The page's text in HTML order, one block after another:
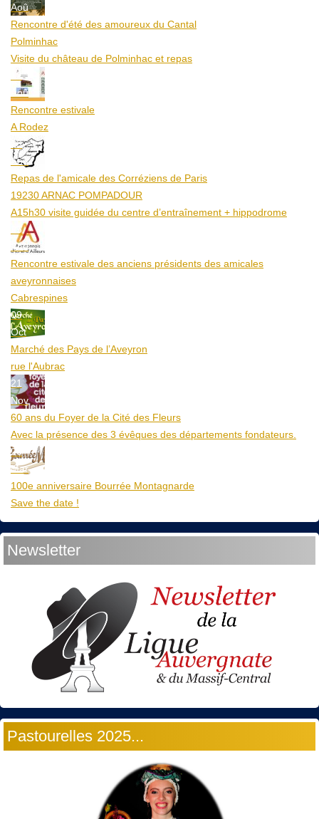
Aoû
Rencontre d'été des amoureux du Cantal
Polminhac
Visite du château de Polminhac et repas
12
Aoû
Rencontre estivale
A Rodez
23
Aoû
Repas de l'amicale des Corréziens de Paris
19230 ARNAC POMPADOUR
A15h30 visite guidée du centre d’entraînement + hippodrome
25
Aoû
Rencontre estivale des anciens présidents des amicales
aveyronnaises
Cabrespines
09
Oct
Marché des Pays de l’Aveyron
rue l'Aubrac
21
Nov
60 ans du Foyer de la Cité des Fleurs
Avec la présence des 3 évêques des départements fondateurs.
20
Mar
100e anniversaire Bourrée Montagnarde
Save the date !
Newsletter
Pastourelles 2025...